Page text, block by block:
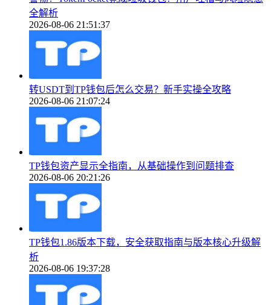
全解析
2026-08-06 21:51:37
转USDT到TP钱包后怎么交易？新手实操全攻略
2026-08-06 21:07:24
TP钱包资产显示全指南，从基础操作到问题排查
2026-08-06 20:21:26
TP钱包1.86版本下载，安全获取指南与版本核心升级解
析
2026-08-06 19:37:28